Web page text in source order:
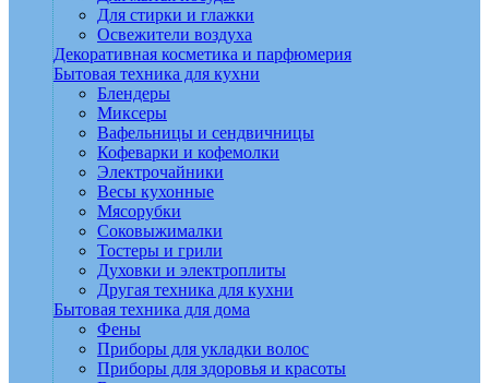
Для стирки и глажки
Освежители воздуха
Декоративная косметика и парфюмерия
Бытовая техника для кухни
Блендеры
Миксеры
Вафельницы и сендвичницы
Кофеварки и кофемолки
Электрочайники
Весы кухонные
Мясорубки
Соковыжималки
Тостеры и грили
Духовки и электроплиты
Другая техника для кухни
Бытовая техника для дома
Фены
Приборы для укладки волос
Приборы для здоровья и красоты